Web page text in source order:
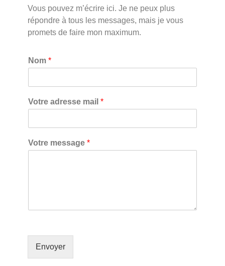
CONTACT
Vous pouvez m’écrire ici. Je ne peux plus
répondre à tous les messages, mais je vous
promets de faire mon maximum.
Nom *
Votre adresse mail *
Votre message *
Envoyer